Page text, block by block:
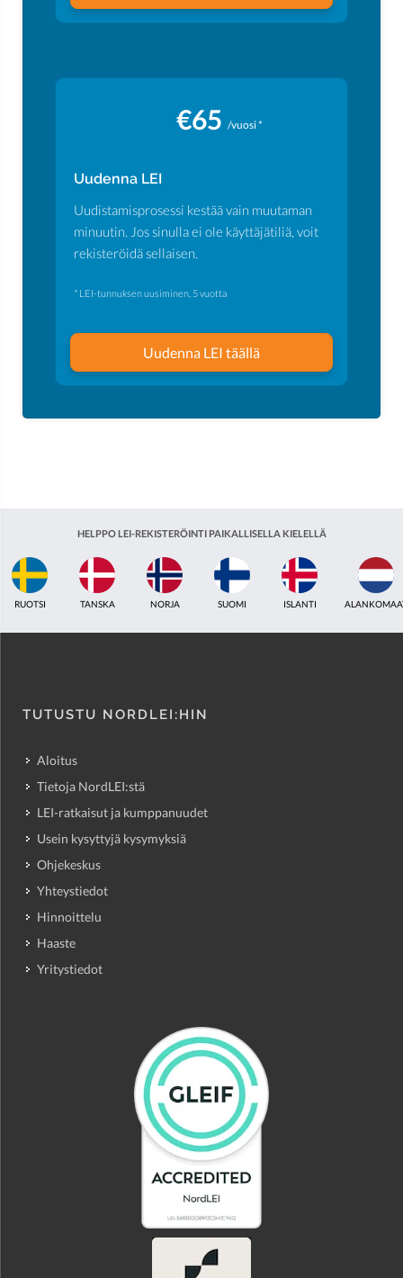
€65 /vuosi *
Uudenna LEI
Uudistamisprosessi kestää vain muutaman
minuutin. Jos sinulla ei ole käyttäjätiliä, voit
rekisteröidä sellaisen.
* LEI-tunnuksen uusiminen, 5 vuotta
Uudenna LEI täällä
HELPPO LEI-REKISTERÖINTI PAIKALLISELLA KIELELLÄ
ISLANTI ALANKOMAAT YHDISTYNYT KUNINGASKUNTA INTIA VIRO
TUTUSTU NORDLEI:HIN
Aloitus
Tietoja NordLEI:stä
LEI-ratkaisut ja kumppanuudet
Usein kysyttyjä kysymyksiä
Ohjekeskus
Yhteystiedot
Hinnoittelu
Haaste
Yritystiedot